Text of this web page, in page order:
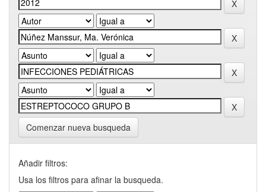
Comenzar nueva busqueda
Añadir filtros:
Usa los filtros para afinar la busqueda.